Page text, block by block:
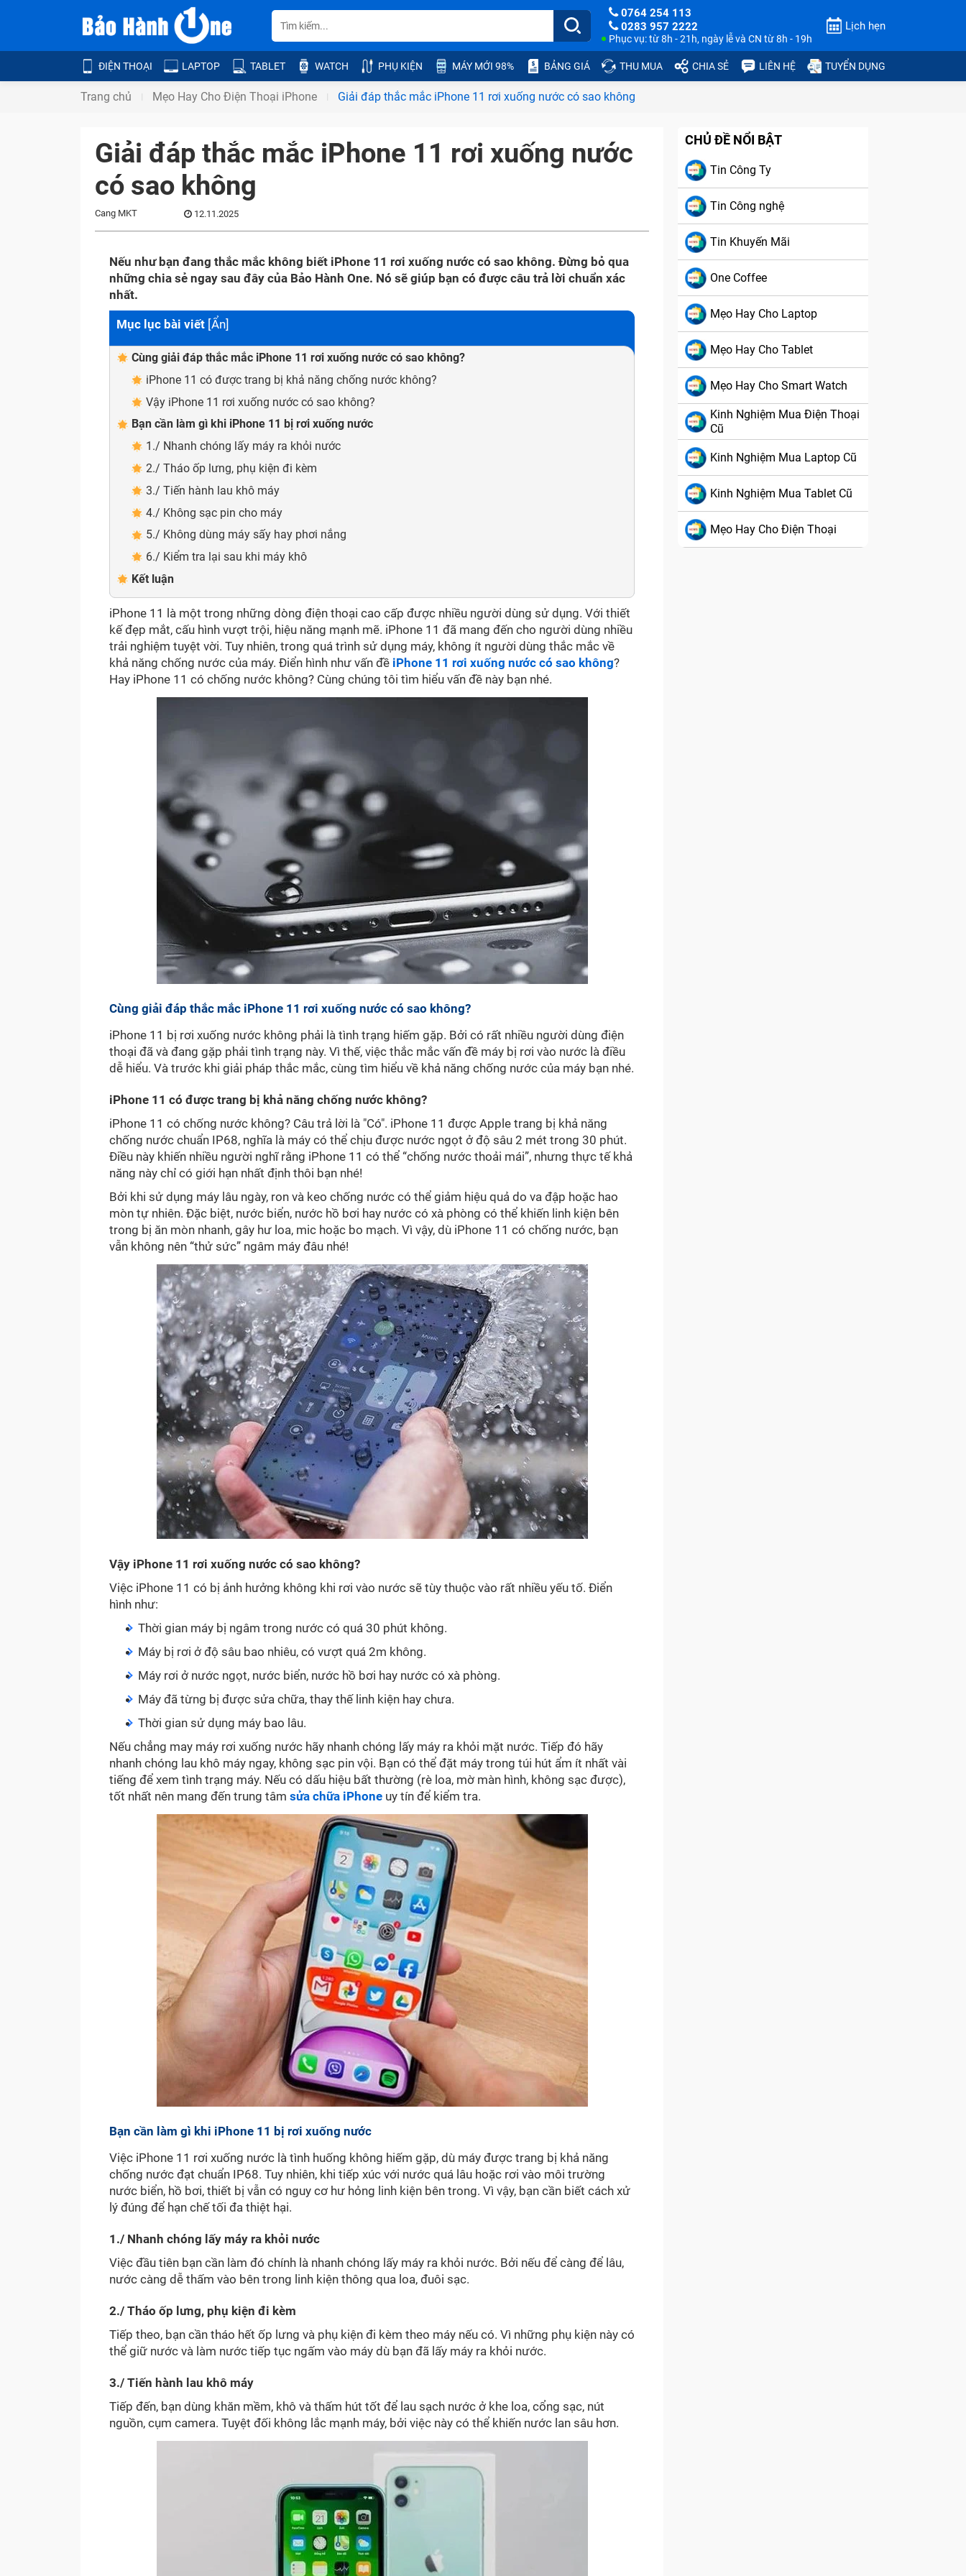
0764 254 113
0283 957 2222
Phục vụ: từ 8h - 21h, ngày lễ và CN từ 8h - 19h
Lịch hẹn
ĐIỆN THOẠI LAPTOP TABLET WATCH PHỤ KIỆN MÁY MỚI 98% BẢNG GIÁ THU MUA CHIA SẺ LIÊN HỆ TUYỂN DỤNG
Trang chủ Mẹo Hay Cho Điện Thoại iPhone Giải đáp thắc mắc iPhone 11 rơi xuống nước có sao không
Giải đáp thắc mắc iPhone 11 rơi xuống nước
có sao không
Cang MKT 12.11.2025
Nếu như bạn đang thắc mắc không biết iPhone 11 rơi xuống nước có sao không. Đừng bỏ qua
những chia sẻ ngay sau đây của Bảo Hành One. Nó sẽ giúp bạn có được câu trả lời chuẩn xác
nhất.
Mục lục bài viết [Ẩn]
Cùng giải đáp thắc mắc iPhone 11 rơi xuống nước có sao không?
iPhone 11 có được trang bị khả năng chống nước không?
Vậy iPhone 11 rơi xuống nước có sao không?
Bạn cần làm gì khi iPhone 11 bị rơi xuống nước
1./ Nhanh chóng lấy máy ra khỏi nước
2./ Tháo ốp lưng, phụ kiện đi kèm
3./ Tiến hành lau khô máy
4./ Không sạc pin cho máy
5./ Không dùng máy sấy hay phơi nắng
6./ Kiểm tra lại sau khi máy khô
Kết luận
iPhone 11 là một trong những dòng điện thoại cao cấp được nhiều người dùng sử dụng. Với thiết
kế đẹp mắt, cấu hình vượt trội, hiệu năng mạnh mẽ. iPhone 11 đã mang đến cho người dùng nhiều
trải nghiệm tuyệt vời. Tuy nhiên, trong quá trình sử dụng máy, không ít người dùng thắc mắc về
khả năng chống nước của máy. Điển hình như vấn đề iPhone 11 rơi xuống nước có sao không?
Hay iPhone 11 có chống nước không? Cùng chúng tôi tìm hiểu vấn đề này bạn nhé.
Cùng giải đáp thắc mắc iPhone 11 rơi xuống nước có sao không?
iPhone 11 bị rơi xuống nước không phải là tình trạng hiếm gặp. Bởi có rất nhiều người dùng điện
thoại đã và đang gặp phải tình trạng này. Vì thế, việc thắc mắc vấn đề máy bị rơi vào nước là điều
dễ hiểu. Và trước khi giải pháp thắc mắc, cùng tìm hiểu về khả năng chống nước của máy bạn nhé.
iPhone 11 có được trang bị khả năng chống nước không?
iPhone 11 có chống nước không? Câu trả lời là "Có". iPhone 11 được Apple trang bị khả năng
chống nước chuẩn IP68, nghĩa là máy có thể chịu được nước ngọt ở độ sâu 2 mét trong 30 phút.
Điều này khiến nhiều người nghĩ rằng iPhone 11 có thể “chống nước thoải mái”, nhưng thực tế khả
năng này chỉ có giới hạn nhất định thôi bạn nhé!
Bởi khi sử dụng máy lâu ngày, ron và keo chống nước có thể giảm hiệu quả do va đập hoặc hao
mòn tự nhiên. Đặc biệt, nước biển, nước hồ bơi hay nước có xà phòng có thể khiến linh kiện bên
trong bị ăn mòn nhanh, gây hư loa, mic hoặc bo mạch. Vì vậy, dù iPhone 11 có chống nước, bạn
vẫn không nên “thử sức” ngâm máy đâu nhé!
Vậy iPhone 11 rơi xuống nước có sao không?
Việc iPhone 11 có bị ảnh hưởng không khi rơi vào nước sẽ tùy thuộc vào rất nhiều yếu tố. Điển
hình như:
Thời gian máy bị ngâm trong nước có quá 30 phút không.
Máy bị rơi ở độ sâu bao nhiêu, có vượt quá 2m không.
Máy rơi ở nước ngọt, nước biển, nước hồ bơi hay nước có xà phòng.
Máy đã từng bị được sửa chữa, thay thế linh kiện hay chưa.
Thời gian sử dụng máy bao lâu.
Nếu chẳng may máy rơi xuống nước hãy nhanh chóng lấy máy ra khỏi mặt nước. Tiếp đó hãy
nhanh chóng lau khô máy ngay, không sạc pin vội. Bạn có thể đặt máy trong túi hút ẩm ít nhất vài
tiếng để xem tình trạng máy. Nếu có dấu hiệu bất thường (rè loa, mờ màn hình, không sạc được),
tốt nhất nên mang đến trung tâm sửa chữa iPhone uy tín để kiểm tra.
Bạn cần làm gì khi iPhone 11 bị rơi xuống nước
Việc iPhone 11 rơi xuống nước là tình huống không hiếm gặp, dù máy được trang bị khả năng
chống nước đạt chuẩn IP68. Tuy nhiên, khi tiếp xúc với nước quá lâu hoặc rơi vào môi trường
nước biển, hồ bơi, thiết bị vẫn có nguy cơ hư hỏng linh kiện bên trong. Vì vậy, bạn cần biết cách xử
lý đúng để hạn chế tối đa thiệt hại.
1./ Nhanh chóng lấy máy ra khỏi nước
Việc đầu tiên bạn cần làm đó chính là nhanh chóng lấy máy ra khỏi nước. Bởi nếu để càng để lâu,
nước càng dễ thấm vào bên trong linh kiện thông qua loa, đuôi sạc.
2./ Tháo ốp lưng, phụ kiện đi kèm
Tiếp theo, bạn cần tháo hết ốp lưng và phụ kiện đi kèm theo máy nếu có. Vì những phụ kiện này có
thể giữ nước và làm nước tiếp tục ngấm vào máy dù bạn đã lấy máy ra khỏi nước.
3./ Tiến hành lau khô máy
Tiếp đến, bạn dùng khăn mềm, khô và thấm hút tốt để lau sạch nước ở khe loa, cổng sạc, nút
nguồn, cụm camera. Tuyệt đối không lắc mạnh máy, bởi việc này có thể khiến nước lan sâu hơn.
CHỦ ĐỀ NỔI BẬT
Tin Công Ty
Tin Công nghệ
Tin Khuyến Mãi
One Coffee
Mẹo Hay Cho Laptop
Mẹo Hay Cho Tablet
Mẹo Hay Cho Smart Watch
Kinh Nghiệm Mua Điện Thoại
Cũ
Kinh Nghiệm Mua Laptop Cũ
Kinh Nghiệm Mua Tablet Cũ
Mẹo Hay Cho Điện Thoại